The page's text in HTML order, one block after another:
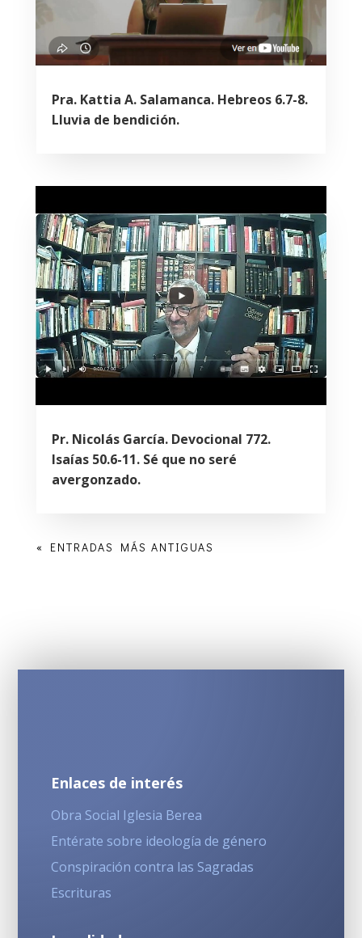
Pra. Kattia A. Salamanca. Hebreos 6.7-8.
Lluvia de bendición.
Pr. Nicolás García. Devocional 772.
Isaías 50.6-11. Sé que no seré
avergonzado.
« ENTRADAS MÁS ANTIGUAS
Enlaces de interés
Obra Social Iglesia Berea
Entérate sobre ideología de género
Conspiración contra las Sagradas
Escrituras